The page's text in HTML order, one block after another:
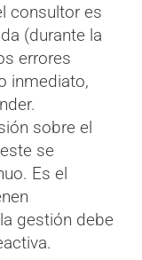
consultor es
(durante la
errores
inmediato,
sobre el
se
Es el
gestión debe